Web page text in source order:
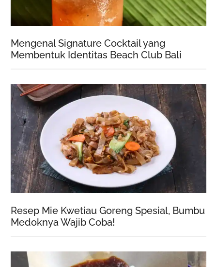
Mengenal Signature Cocktail yang
Membentuk Identitas Beach Club Bali
Resep Mie Kwetiau Goreng Spesial, Bumbu
Medoknya Wajib Coba!